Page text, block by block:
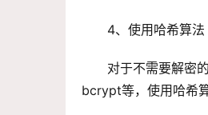
4、使用哈希算法
对于不需要解密
bcrypt等，使用哈希